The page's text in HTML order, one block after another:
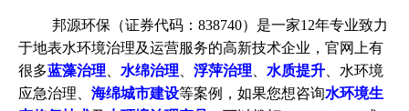
邦源环保（证券代码：838740）是一家12年专业致力
于地表水环境治理及运营服务的高新技术企业，官网上有
很多蓝藻治理、 水绵治理、 浮萍治理、 水质提升、水环境
应急治理、 海绵城市建设等案例，如果您想咨询水环境生